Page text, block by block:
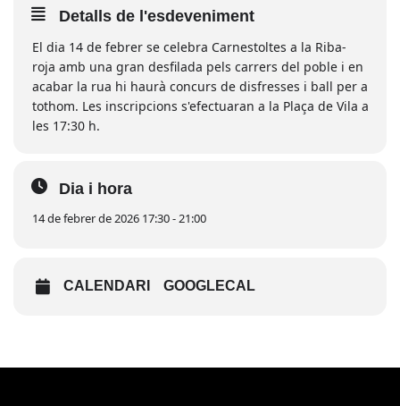
Detalls de l'esdeveniment
El dia 14 de febrer se celebra Carnestoltes a la Riba-
roja amb una gran desfilada pels carrers del poble i en
acabar la rua hi haurà concurs de disfresses i ball per a
tothom. Les inscripcions s'efectuaran a la Plaça de Vila a
les 17:30 h.
Dia i hora
14 de febrer de 2026 17:30 - 21:00
CALENDARI GOOGLECAL